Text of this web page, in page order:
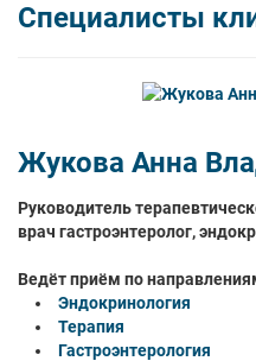
Специалисты
Жукова Анна
Руководитель
врач гастроэнтеролог,
Ведёт приём по
Эндокринология
Терапия
Гастроэнтерология